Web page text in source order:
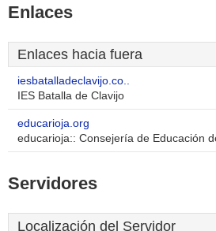
Enlaces
Enlaces hacia fuera
iesbatalladeclavijo.co..
IES Batalla de Clavijo
educarioja.org
educarioja:: Consejería de Educación
Servidores
Localización del Servidor